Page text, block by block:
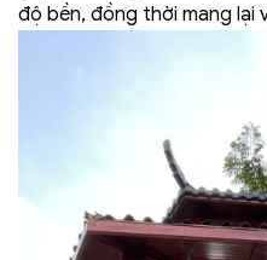
độ bền, đồng thời mang lại